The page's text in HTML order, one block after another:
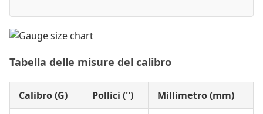
Tabella delle misure del calibro
Calibro (G) Pollici ('') Millimetro (mm)